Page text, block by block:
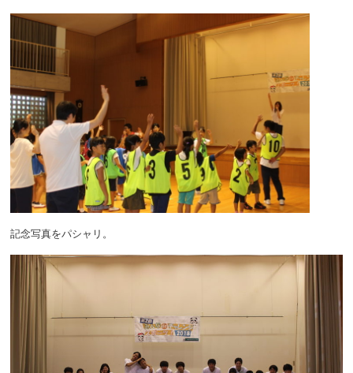
記念写真をパシャリ。